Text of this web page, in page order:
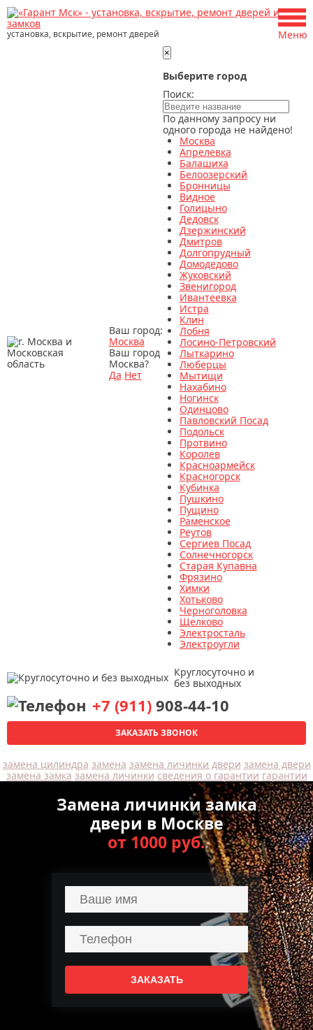
установка, вскрытие, ремонт дверей
Ваш город:
Москва
Ваш город
Москва?
Да Нет
×
Выберите город
Поиск:
По данному запросу ни
одного города не найдено!
Москва
Апрелевка
Балашиха
Белоозерский
Бронницы
Видное
Голицыно
Дедовск
Дзержинский
Дмитров
Долгопрудный
Домодедово
Жуковский
Звенигород
Ивантеевка
Истра
Клин
Лобня
Лосино-Петровский
Лыткарино
Люберцы
Мытищи
Нахабино
Ногинск
Одинцово
Павловский Посад
Подольск
Протвино
Королев
Красноармейск
Красногорск
Кубинка
Пушкино
Пущино
Раменское
Реутов
Сергиев Посад
Солнечногорск
Старая Купавна
Фрязино
Химки
Хотьково
Черноголовка
Щелково
Электросталь
Электроугли
Круглосуточно и
без выходных
+7 (911) 908-44-10
ЗАКАЗАТЬ ЗВОНОК
Меню
замена цилиндра замена замена личинки двери замена двери
замена замка замена личинки сведения о гарантии гарантии
Замена личинки замка
двери в Москве
от 1000 руб.